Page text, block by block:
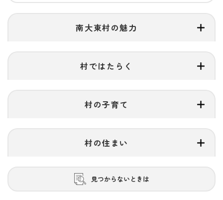
南大東村の魅力
村ではたらく
村の子育て
村の住まい
見つからないときは